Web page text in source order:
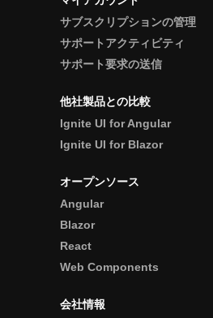
サブスクリプションの管理
サポートアクティビティ
サポート要求の送信
他社製品との比較
Ignite UI for Angular
Ignite UI for Blazor
オープンソース
Angular
Blazor
React
Web Components
会社情報